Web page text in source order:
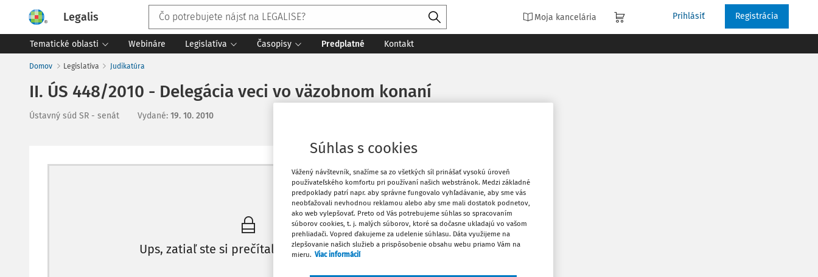
Legalis Moja kancelária Prihlásiť Registrácia
Tematické oblasti Webináre Legislatíva Časopisy Predplatné Kontakt
Domov Legislatíva Judikatúra
II. ÚS 448/2010 - Delegácia veci vo väzobnom konaní
Ústavný súd SR - senát Vydané: 19. 10. 2010
Máte predplatné? Prihláste sa
Ups, zatiaľ ste si prečítali len začiatok...
Vytlačiť
Obľúbené
Stiahnuť
Súhlas s cookies
Vážený návštevník, snažíme sa zo všetkých síl prinášať vysokú úroveň
používateľského komfortu pri používaní našich webstránok. Medzi základné
predpoklady patrí napr. aby správne fungovalo vyhľadávanie, aby sme vás
neobťažovali nevhodnou reklamou alebo aby sme mali dostatok podnetov,
ako web vylepšovať. Preto od Vás potrebujeme súhlas so spracovaním
súborov cookies, t. j. malých súborov, ktoré sa dočasne ukladajú vo vašom
prehliadači. Vopred ďakujeme za udelenie súhlasu. Dáta využijeme na
zlepšovanie našich služieb a prispôsobenie obsahu webu priamo Vám na
mieru. Viac informácií